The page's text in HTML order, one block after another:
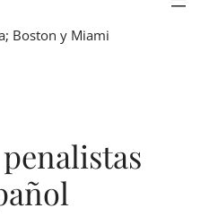
Boston y Miami